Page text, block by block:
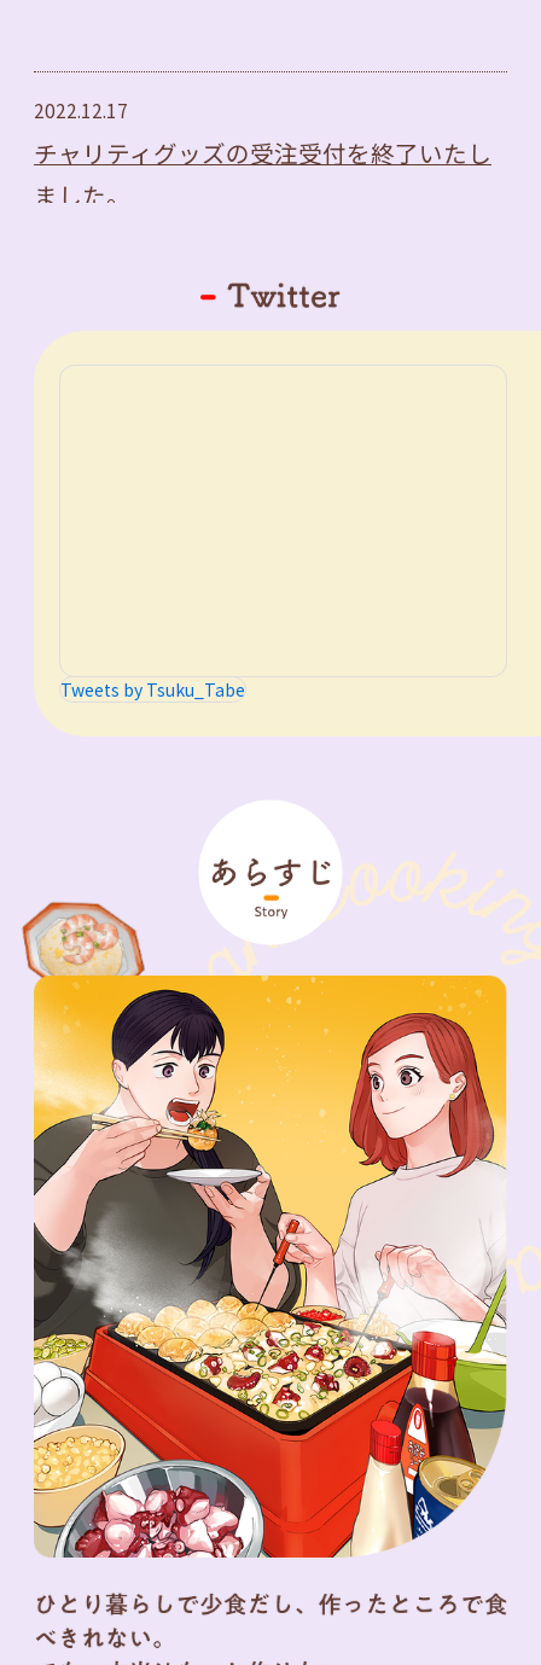
2022.12.17
チャリティグッズの受注受付を終了いたし
ました。
2022.11.15
チャリティプロジェクト開始！
2022.11.01
Tweets by Tsuku_Tabe